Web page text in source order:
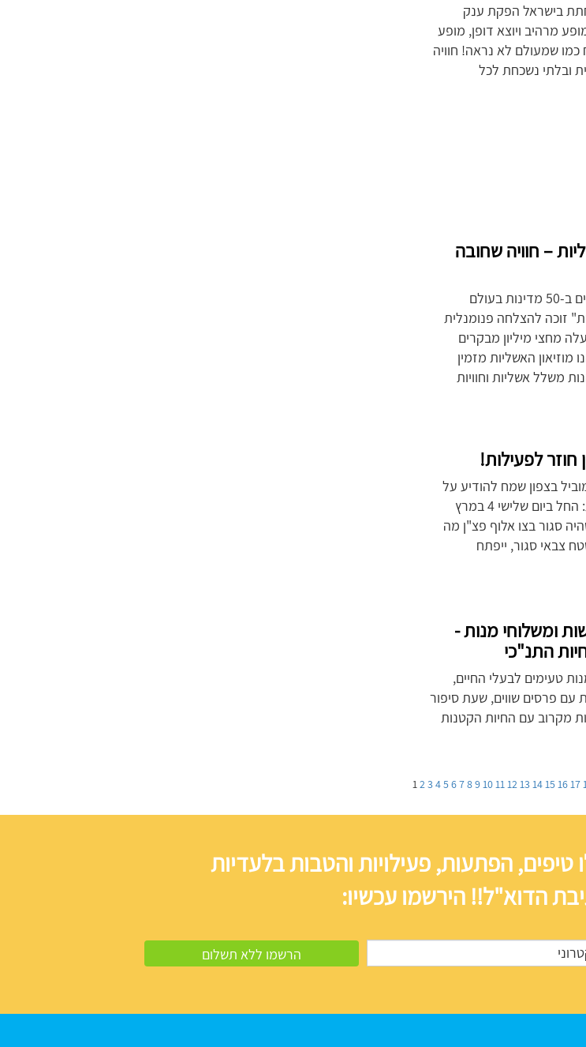
2025 נוחתת בישראל הפקת ענק
מרהיב ויוצא דופן, מופע
שמעולם לא נראה! חוויה
ובלתי נשכחת לכל
– חוויה שחובה
לאחר שהכה גלים ב-50 מדינות בעולם
זוכה להצלחה פנומנלית
מחצי מיליון מבקרים
מוזיאון האשליות מזמין
משלל אשליות וחוויות
לפעילות!
בצפון שמח להודיע על
חזרתו לפעילות: החל ביום שלישי 4 במרץ
שהיה סגור בצו אלוף פצ"ן מה
כשטח צבאי סגור, ייפתח
ומשלוחי מנות -
התנ"כי
טעימים לבעלי החיים,
עם פרסים שווים, שעת סיפור
מקרוב עם החיות הקטנות
1234567891011121314151617
הפתעות, פעילויות והטבות בלעדיות
הדוא"ל!! הירשמו עכשיו: